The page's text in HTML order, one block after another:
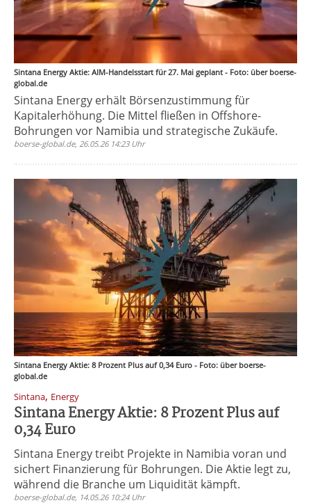
Sintana Energy Aktie: AIM-Handelsstart für 27. Mai geplant - Foto: über boerse-
global.de
Sintana Energy erhält Börsenzustimmung für
Kapitalerhöhung. Die Mittel fließen in Offshore-
Bohrungen vor Namibia und strategische Zukäufe.
boerse-global.de, 26.05.26 14:23 Uhr
Sintana Energy Aktie: 8 Prozent Plus auf 0,34 Euro - Foto: über boerse-
global.de
Sintana, Energy
Sintana Energy Aktie: 8 Prozent Plus auf
0,34 Euro
Sintana Energy treibt Projekte in Namibia voran und
sichert Finanzierung für Bohrungen. Die Aktie legt zu,
während die Branche um Liquidität kämpft.
boerse-global.de, 14.05.26 10:24 Uhr